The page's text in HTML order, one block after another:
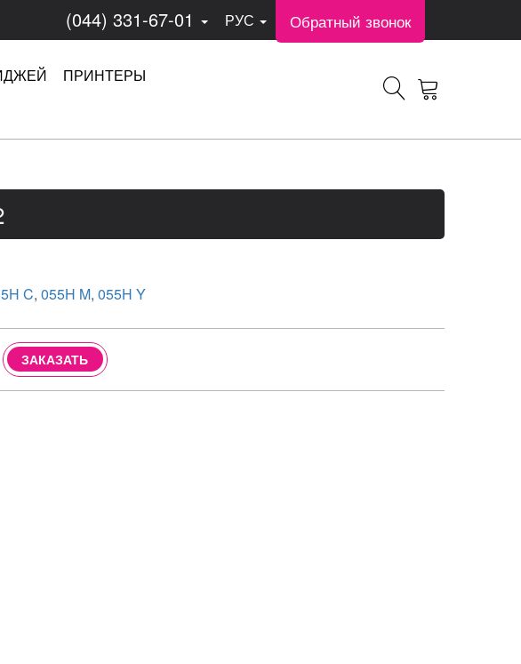
(044) 331-67-01 РУС Обратный звонок
ПРИНТЕРЫ
C, 055H M, 055H Y
ЗАКАЗАТЬ